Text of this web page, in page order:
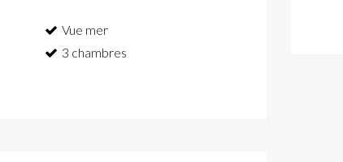
Vue mer
3 chambres